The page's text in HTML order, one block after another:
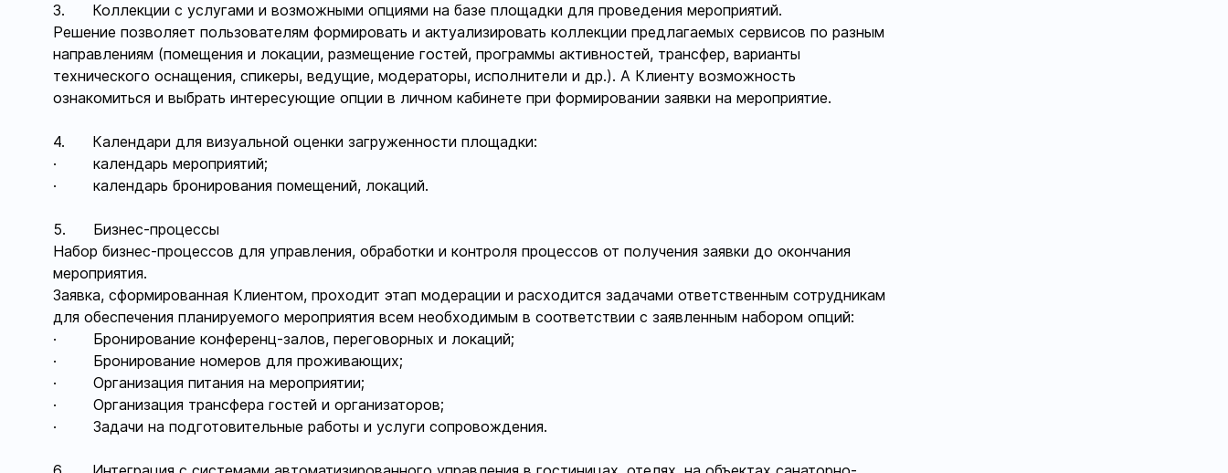
3. Коллекции с услугами и возможными опциями на базе площадки для проведения мероприятий.
Решение позволяет пользователям формировать и актуализировать коллекции предлагаемых сервисов по разным
направлениям (помещения и локации, размещение гостей, программы активностей, трансфер, варианты
технического оснащения, спикеры, ведущие, модераторы, исполнители и др.). А Клиенту возможность
ознакомиться и выбрать интересующие опции в личном кабинете при формировании заявки на мероприятие.
4. Календари для визуальной оценки загруженности площадки:
· календарь мероприятий;
· календарь бронирования помещений, локаций.
5. Бизнес-процессы
Набор бизнес-процессов для управления, обработки и контроля процессов от получения заявки до окончания
мероприятия.
Заявка, сформированная Клиентом, проходит этап модерации и расходится задачами ответственным сотрудникам
для обеспечения планируемого мероприятия всем необходимым в соответствии с заявленным набором опций:
· Бронирование конференц-залов, переговорных и локаций;
· Бронирование номеров для проживающих;
· Организация питания на мероприятии;
· Организация трансфера гостей и организаторов;
· Задачи на подготовительные работы и услуги сопровождения.